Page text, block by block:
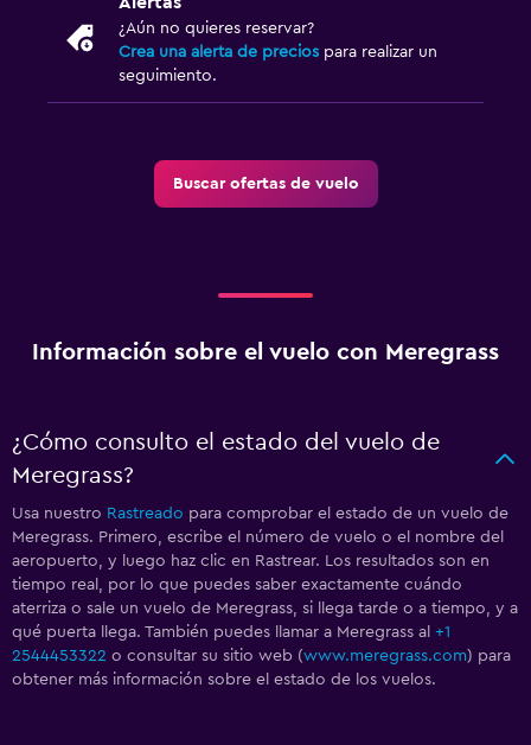
¿Aún no quieres reservar?
Crea una alerta de precios para realizar un
seguimiento.
Buscar ofertas de vuelo
Información sobre el vuelo con Meregrass
¿Cómo consulto el estado del vuelo de
Meregrass?
Usa nuestro Rastreado para comprobar el estado de un vuelo de
Meregrass. Primero, escribe el número de vuelo o el nombre del
aeropuerto, y luego haz clic en Rastrear. Los resultados son en
tiempo real, por lo que puedes saber exactamente cuándo
aterriza o sale un vuelo de Meregrass, si llega tarde o a tiempo, y a
qué puerta llega. También puedes llamar a Meregrass al +1
2544453322 o consultar su sitio web (www.meregrass.com) para
obtener más información sobre el estado de los vuelos.